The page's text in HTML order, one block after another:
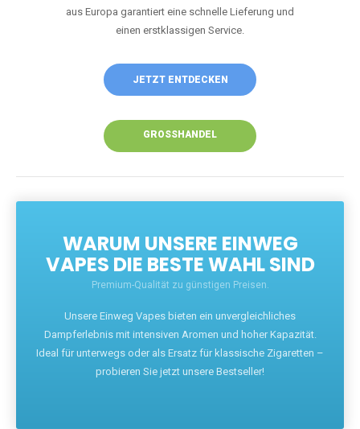
aus Europa garantiert eine schnelle Lieferung und
einen erstklassigen Service.
JETZT ENTDECKEN
GROSSHANDEL
WARUM UNSERE EINWEG
VAPES DIE BESTE WAHL SIND
Premium-Qualität zu günstigen Preisen.
Unsere Einweg Vapes bieten ein unvergleichliches
Dampferlebnis mit intensiven Aromen und hoher Kapazität.
Ideal für unterwegs oder als Ersatz für klassische Zigaretten –
probieren Sie jetzt unsere Bestseller!